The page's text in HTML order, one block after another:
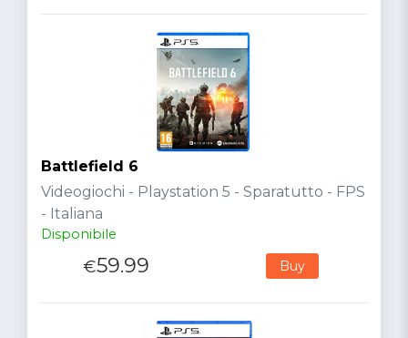
Battlefield 6
Videogiochi - Playstation 5 - Sparatutto - FPS
- Italiana
Disponibile
€59.99 Buy